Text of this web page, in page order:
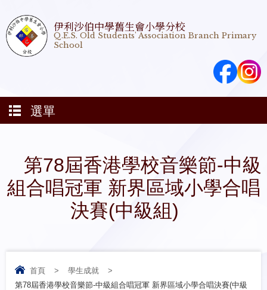
伊利沙伯中學舊生會小學分校
Q.E.S. Old Students' Association Branch Primary
School
選單
第78屆香港學校音樂節-中級
組合唱冠軍 新界區域小學合唱
決賽(中級組)
首頁 > 學生成就
>
第78屆香港學校音樂節-中級組合唱冠軍 新界區域小學合唱決賽(中級